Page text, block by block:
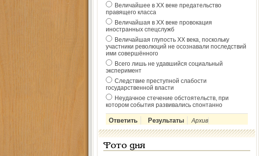
Величайшее в ХХ веке предательство
правящего класса
Величайшая в ХХ веке провокация
иностранных спецслужб
Величайшая глупость ХХ века, поскольку
участники революций не осознавали последствий
ими совершённого
Всего лишь не удавшийся социальный
эксперимент
Следствие преступной слабости
государственной власти
Неудачное стечение обстоятельств, при
котором события развивались спонтанно
Архив
Фото дня